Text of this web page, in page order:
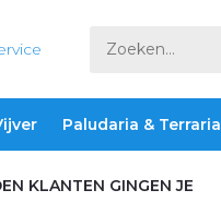
Paludaria & Terraria
KLANTEN GINGEN JE